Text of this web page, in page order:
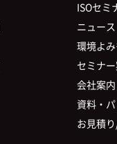
ISOセミ
ニュース
環境よ
セミナ
会社案内
資料・
お見積